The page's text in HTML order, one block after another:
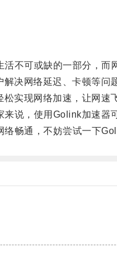
可或缺的一部分，而
网络延迟、卡顿等问题
现网络加速，让网速飞
，使用Golink加速器
通，不妨尝试一下